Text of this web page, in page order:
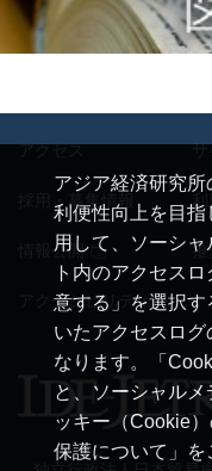
アジア経済研究
利便性向上を目
用して、ソーシ
ト内のアクセス
意する」を選択す
いたアクセスロ
なります。「
と、ソーシャル
ッキー（Cookie
保護について」を
アクセス サ
採用・募集情報 利
情報公開 推
アクセシビリティ